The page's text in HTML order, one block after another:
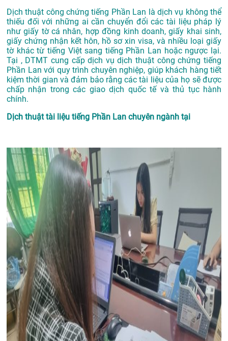
Dịch thuật công chứng tiếng Phần Lan là dịch vụ không thể
thiếu đối với những ai cần chuyển đổi các tài liệu pháp lý
như giấy tờ cá nhân, hợp đồng kinh doanh, giấy khai sinh,
giấy chứng nhận kết hôn, hồ sơ xin visa, và nhiều loại giấy
tờ khác từ tiếng Việt sang tiếng Phần Lan hoặc ngược lại.
Tại , DTMT cung cấp dịch vụ dịch thuật công chứng tiếng
Phần Lan với quy trình chuyên nghiệp, giúp khách hàng tiết
kiệm thời gian và đảm bảo rằng các tài liệu của họ sẽ được
chấp nhận trong các giao dịch quốc tế và thủ tục hành
chính.
Dịch thuật tài liệu tiếng Phần Lan chuyên ngành tại